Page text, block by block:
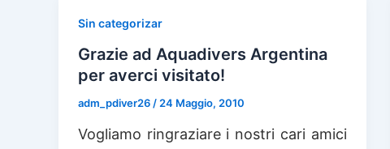
Sin categorizar
Grazie ad Aquadivers Argentina
per averci visitato!
adm_pdiver26 / 24 Maggio, 2010
Vogliamo ringraziare i nostri cari amici